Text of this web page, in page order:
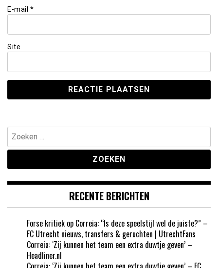
E-mail *
Site
Zoeken
naar:
RECENTE BERICHTEN
Forse kritiek op Correia: “Is deze speelstijl wel de juiste?” –
FC Utrecht nieuws, transfers & geruchten | UtrechtFans
Correia: ‘Zij kunnen het team een extra duwtje geven’ –
Headliner.nl